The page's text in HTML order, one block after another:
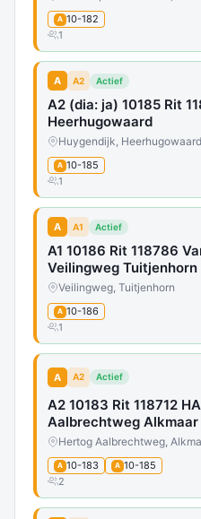
A 10-182
1
A A2 Actief
A2 (dia: ja) 10185 Rit
Heerhugowaard
Huygendijk, Heerhugowaard
A 10-185
1
A A1 Actief
A1 10186 Rit 118786
Veilingweg Tuitjenhorn
Veilingweg, Tuitjenhorn
A 10-186
1
A A2 Actief
A2 10183 Rit 118712
Aalbrechtweg Alkmaar
Hertog Aalbrechtweg,
A 10-183 A 10-185
2